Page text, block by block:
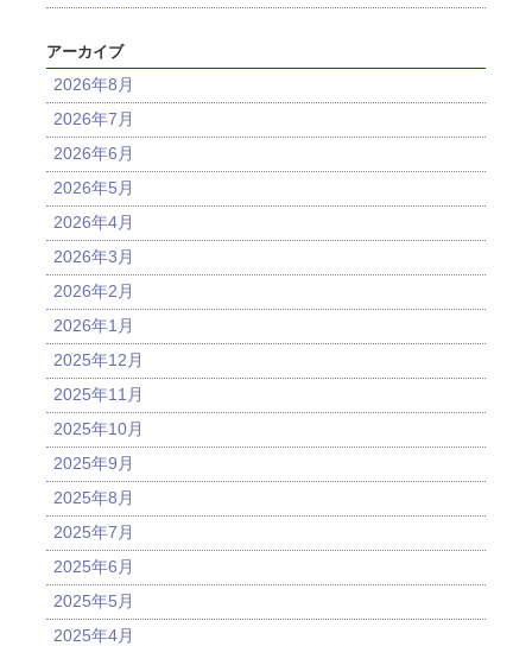
アーカイブ
2026年8月
2026年7月
2026年6月
2026年5月
2026年4月
2026年3月
2026年2月
2026年1月
2025年12月
2025年11月
2025年10月
2025年9月
2025年8月
2025年7月
2025年6月
2025年5月
2025年4月